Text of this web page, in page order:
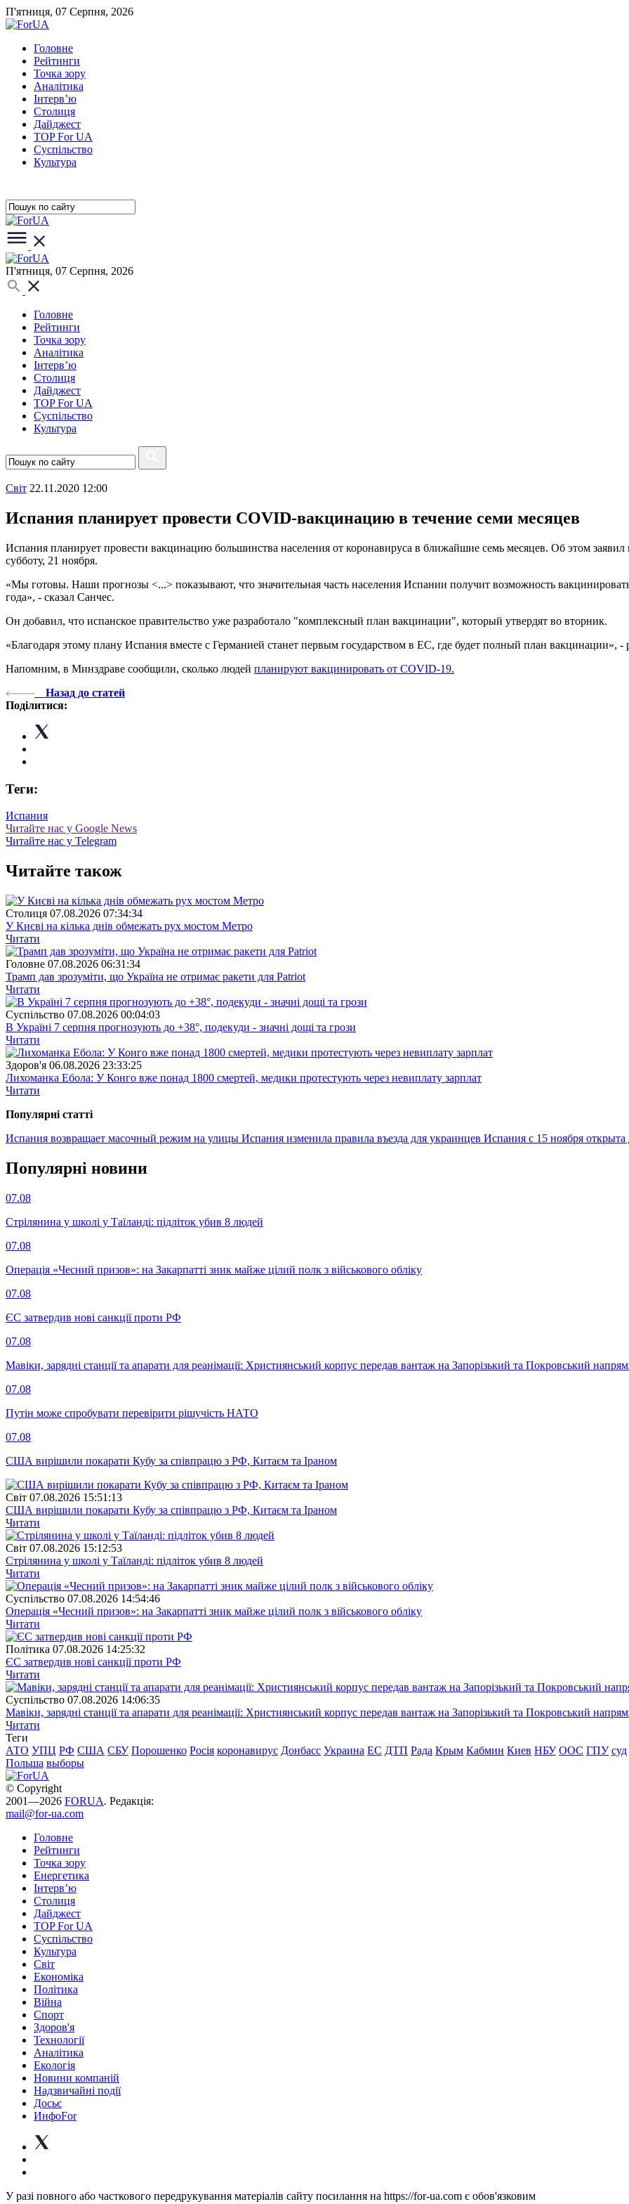
П'ятниця, 07 Серпня, 2026
Головне
Рейтинги
Точка зору
Аналітика
Інтерв’ю
Столиця
Дайджест
TOP For UA
Суспiльство
Культура
П'ятниця, 07 Серпня, 2026
Головне
Рейтинги
Точка зору
Аналітика
Інтерв’ю
Столиця
Дайджест
TOP For UA
Суспiльство
Культура
Свiт 22.11.2020 12:00
Испания планирует провести COVID-вакцинацию в течение семи месяцев
Испания планирует провести вакцинацию большинства населения от коронавируса в ближайшие семь месяцев. Об этом
субботу, 21 ноября.
«Мы готовы. Наши прогнозы <...> показывают, что значительная часть населения Испании получит возможность
года», - сказал Санчес.
Он добавил, что испанское правительство уже разработало "комплексный план вакцинации", который утвердят во вторник.
«Благодаря этому плану Испания вместе с Германией станет первым государством в ЕС, где будет полный план вакцинации», -
Напомним, в Минздраве сообщили, сколько людей планируют вакцинировать от COVID-19.
Назад до статей
Поділитися:
Теги:
Испания
Читайте нас у Google News
Читайте нас у Telegram
Читайте також
Столиця 07.08.2026 07:34:34
У Києві на кілька днів обмежать рух мостом Метро
Читати
Головне 07.08.2026 06:31:34
Трамп дав зрозуміти, що Україна не отримає ракети для Patriot
Читати
Суспiльство 07.08.2026 00:04:03
В Україні 7 серпня прогнозують до +38°, подекуди - значні дощі та грози
Читати
Здоров'я 06.08.2026 23:33:25
Лихоманка Ебола: У Конго вже понад 1800 смертей, медики протестують через невиплату зарплат
Читати
Популярнi статтi
Испания возвращает масочный режим на улицы Испания изменила правила въезда для украинцев Испания с 15 ноября
Популярнi новини
07.08
Стрілянина у школі у Таїланді: підліток убив 8 людей
07.08
Операція «Чесний призов»: на Закарпатті зник майже цілий полк з військового обліку
07.08
ЄС затвердив нові санкції проти РФ
07.08
Мавіки, зарядні станції та апарати для реанімації: Християнський корпус передав вантаж на Запорізький та Покровський
07.08
Путін може спробувати перевірити рішучість НАТО
07.08
США вирішили покарати Кубу за співпрацю з РФ, Китаєм та Іраном
Свiт 07.08.2026 15:51:13
США вирішили покарати Кубу за співпрацю з РФ, Китаєм та Іраном
Читати
Свiт 07.08.2026 15:12:53
Стрілянина у школі у Таїланді: підліток убив 8 людей
Читати
Суспiльство 07.08.2026 14:54:46
Операція «Чесний призов»: на Закарпатті зник майже цілий полк з військового обліку
Читати
Полiтика 07.08.2026 14:25:32
ЄС затвердив нові санкції проти РФ
Читати
Суспiльство 07.08.2026 14:06:35
Мавіки, зарядні станції та апарати для реанімації: Християнський корпус передав вантаж на Запорізький та Покровський
Читати
Теги
АТО УПЦ РФ США СБУ Порошенко Росія коронавирус Донбасс Украина ЕС ДТП Рада Крым Кабмин Киев НБУ ООС ГПУ суд
Польша выборы
© Copyright
2001—2026 FORUA. Редакція:
mail@for-ua.com
Головне
Рейтинги
Точка зору
Енергетика
Інтерв’ю
Столиця
Дайджест
TOP For UA
Суспiльство
Культура
Світ
Економіка
Політика
Війна
Спорт
Здоров'я
Технології
Аналітика
Екологія
Новини компаній
Надзвичайні події
Досьє
ИнфоFor
У разі повного або часткового передрукування матеріалів сайту посилання на https://for-ua.com є обов'язковим